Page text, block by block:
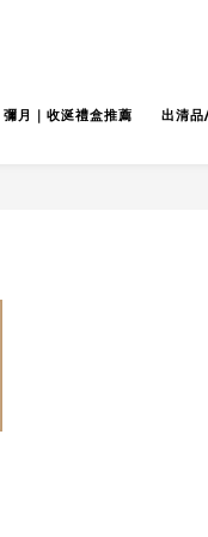
彌月｜收涎禮盒推薦 出清